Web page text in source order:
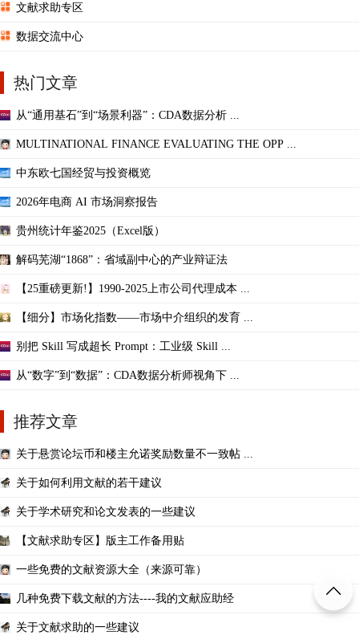
文献求助专区
数据交流中心
热门文章
从“通用基石”到“场景利器”：CDA数据分析 ...
MULTINATIONAL FINANCE EVALUATING THE OPP ...
中东欧七国经贸与投资概览
2026年电商 AI 市场洞察报告
贵州统计年鉴2025（Excel版）
解码芜湖“1868”：省域副中心的产业辩证法
【25重磅更新!】1990-2025上市公司代理成本 ...
【细分】市场化指数——市场中介组织的发育 ...
别把 Skill 写成超长 Prompt：工业级 Skill ...
从“数字”到“数据”：CDA数据分析师视角下 ...
推荐文章
关于悬赏论坛币和楼主允诺奖励数量不一致帖 ...
关于如何利用文献的若干建议
关于学术研究和论文发表的一些建议
【文献求助专区】版主工作备用贴
一些免费的文献资源大全（来源可靠）
几种免费下载文献的方法----我的文献应助经
关于文献求助的一些建议